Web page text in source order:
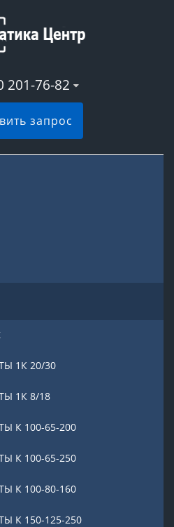
201-76-82
запрос
1К 20/30
1К 8/18
К 100-65-200
К 100-65-250
К 100-80-160
К 150-125-250